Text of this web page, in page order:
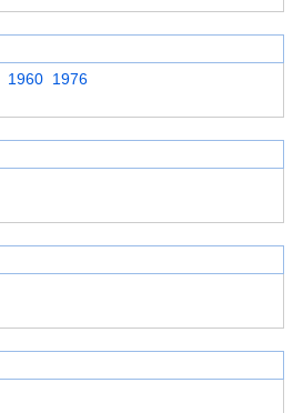
1960 1976